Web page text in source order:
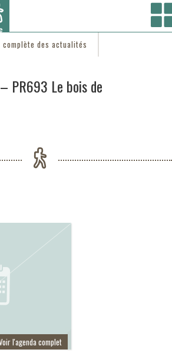
des actualités
PR693 Le bois de
l'agenda complet